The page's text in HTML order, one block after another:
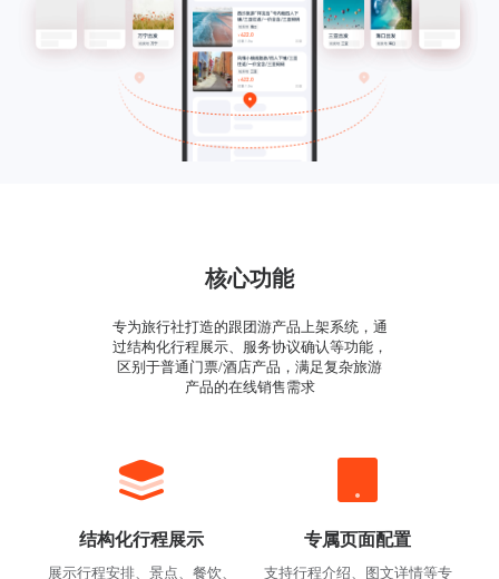
核心功能
专为旅行社打造的跟团游产品上架系统，通
过结构化行程展示、服务协议确认等功能，
区别于普通门票/酒店产品，满足复杂旅游
产品的在线销售需求
结构化行程展示
展示行程安排、景点、餐饮、
专属页面配置
支持行程介绍、图文详情等专